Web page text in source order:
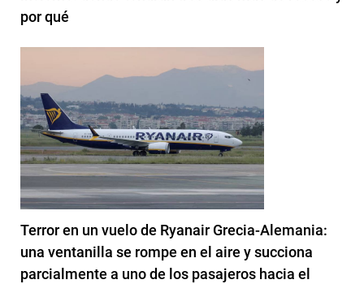
por qué
Terror en un vuelo de Ryanair Grecia-Alemania:
una ventanilla se rompe en el aire y succiona
parcialmente a uno de los pasajeros hacia el